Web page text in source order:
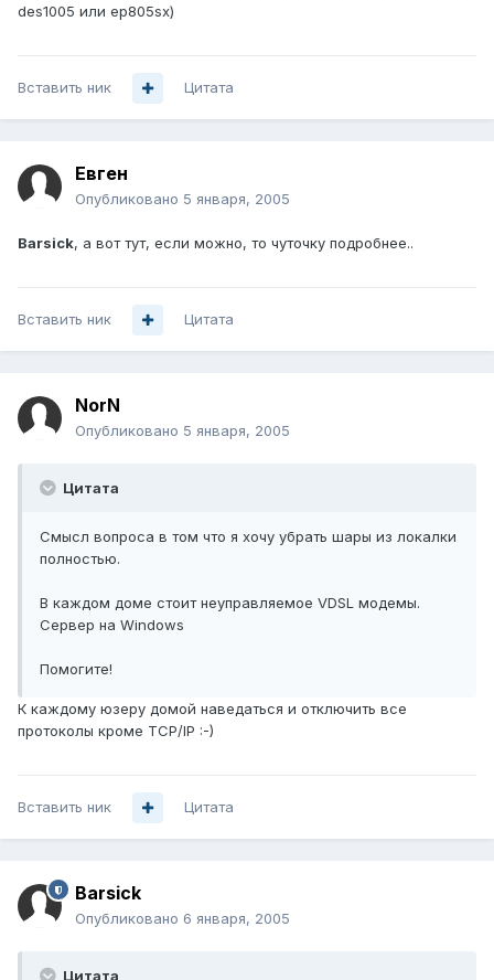
des1005 или ep805sx)
Вставить ник Цитата
Евген
Опубликовано 5 января, 2005
Barsick, а вот тут, если можно, то чуточку подробнее..
Вставить ник Цитата
NorN
Опубликовано 5 января, 2005
Цитата
Смысл вопроса в том что я хочу убрать шары из локалки
полностью.
В каждом доме стоит неуправляемое VDSL модемы.
Сервер на Windows
Помогите!
К каждому юзеру домой наведаться и отключить все
протоколы кроме TCP/IP :-)
Вставить ник Цитата
Barsick
Опубликовано 6 января, 2005
Цитата